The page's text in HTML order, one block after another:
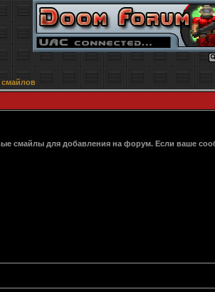
смайлы для добавления на форум. Если ваше